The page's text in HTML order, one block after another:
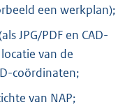
een werkplan);
JPG/PDF en CAD-
van de
coördinaten;
van NAP;